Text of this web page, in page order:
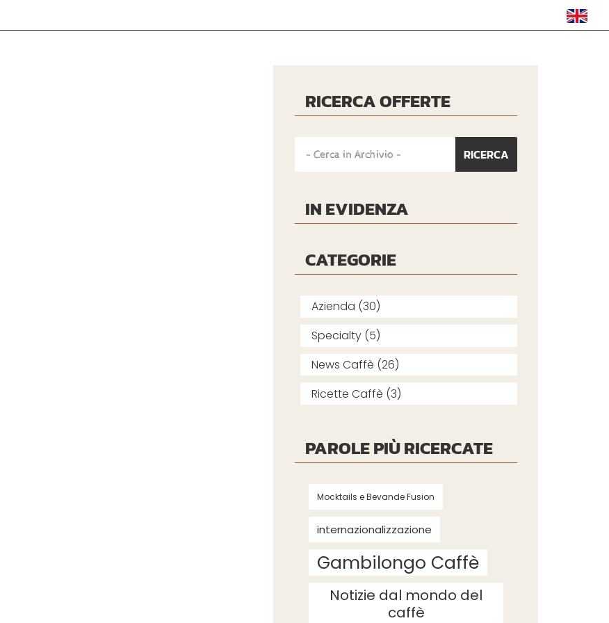
RICERCA OFFERTE
IN EVIDENZA
CATEGORIE
Azienda (30)
Specialty (5)
News Caffè (26)
Ricette Caffè (3)
PAROLE PIÙ RICERCATE
Mocktails e Bevande Fusion
internazionalizzazione
Gambilongo Caffè
Notizie dal mondo del
caffè